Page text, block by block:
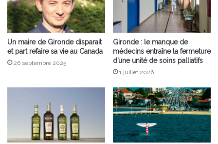
Un maire de Gironde disparait
et part refaire sa vie au Canada
26 septembre 2025
Gironde : le manque de
médecins entraîne la fermeture
d’une unité de soins palliatifs
1 juillet 2026